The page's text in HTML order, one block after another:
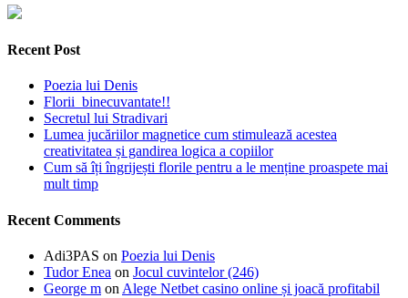
Recent Post
Poezia lui Denis
Florii binecuvantate!!
Secretul lui Stradivari
Lumea jucăriilor magnetice cum stimulează acestea
creativitatea și gandirea logica a copiilor
Cum să îți îngrijești florile pentru a le menține proaspete mai
mult timp
Recent Comments
Adi3PAS on Poezia lui Denis
Tudor Enea on Jocul cuvintelor (246)
George m on Alege Netbet casino online și joacă profitabil